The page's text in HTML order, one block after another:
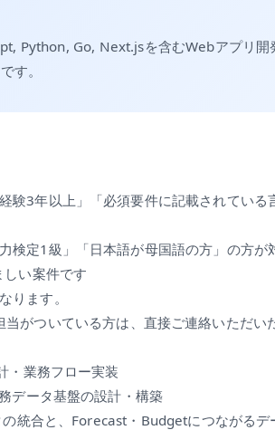
Python, Go, Next.jsを含むWebアプリ開
す。
験3年以上」「必須要件に記載されている
検定1級」「日本語が母国語の方」の方が
い案件です
ります。
がついている方は、直接ご連絡いただい
・業務フロー実装
データ基盤の設計・構築
統合と、Forecast・Budgetにつながるデ